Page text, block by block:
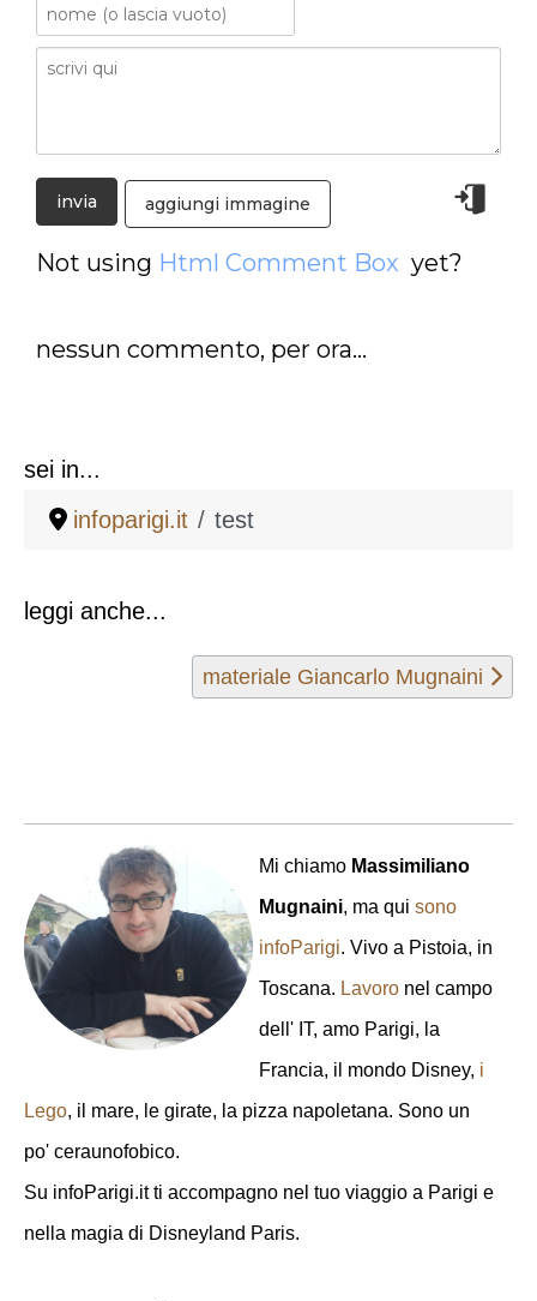
aggiungi immagine
Not using Html Comment Box yet?
nessun commento, per ora...
sei in...
infoparigi.it
test
leggi anche...
Articolo successivo: materiale
materiale Giancarlo Mugnaini
Mi chiamo Massimiliano
Mugnaini, ma qui sono
infoParigi. Vivo a Pistoia, in
Toscana. Lavoro nel campo
dell' IT, amo Parigi, la
Francia, il mondo Disney, i
Lego, il mare, le girate, la pizza napoletana. Sono un
po' ceraunofobico.
Su infoParigi.it ti accompagno nel tuo viaggio a Parigi e
nella magia di Disneyland Paris.